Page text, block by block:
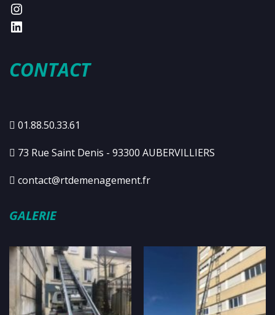
CONTACT
01.88.50.33.61
73 Rue Saint Denis - 93300 AUBERVILLIERS
contact@rtdemenagement.fr
GALERIE